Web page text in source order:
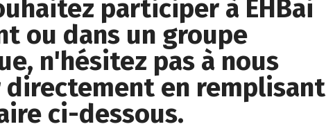
participer à EHBai
ou dans un groupe
n'hésitez pas à nous
en remplisant
ci-dessous.